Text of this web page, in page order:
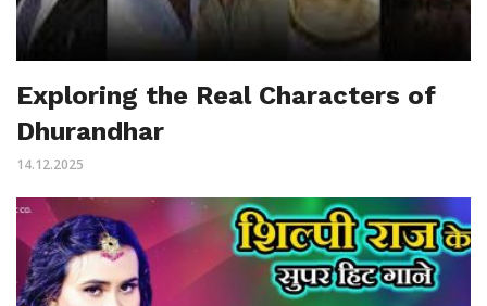
Exploring the Real Characters of
Dhurandhar
14.12.2025